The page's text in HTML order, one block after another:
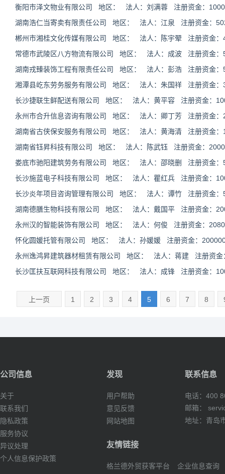
衡阳市泽文物业有限公司 地区： 法人：刘满蓉 注册资金：
湖南浩仁当寄卖有限责任公司 地区： 法人：江泉 注册资金：
郴州市湘桂文化传媒有限公司 地区： 法人：陈宇翚 注册资金：
常德市武陵区八方物流有限公司 地区： 法人：成波 注册资金：
湖南戎臻装饰工程有限责任公司 地区： 法人：彭浩 注册资金：
湘潭县屹东劳务服务有限公司 地区： 法人：朱国祥 注册资金：
长沙捷联生鲜配送有限公司 地区： 法人：黄平容 注册资金：
永州市合升信息咨询有限公司 地区： 法人：卿丁芳 注册资金：
湖南省古侠保安服务有限公司 地区： 法人：黄海清 注册资金：
湖南省钰昇科技有限公司 地区： 法人：陈武钰 注册资金：
娄底市驰阳建筑劳务有限公司 地区： 法人：邵晓删 注册资金：
长沙施蓝电子科技有限公司 地区： 法人：瞿红兵 注册资金：
长沙炎年项目咨询管理有限公司 地区： 法人：谭竹 注册资金：
湖南德膳生物科技有限公司 地区： 法人：戴国平 注册资金：
永州汉的智能装饰有限公司 地区： 法人：何俊 注册资金：
怀化圆媛托管有限公司 地区： 法人：孙媛媛 注册资金：
永州逸鸿昇建筑器材租赁有限公司 地区： 法人：蒋建 注册资金
长沙匡扶互联网科技有限公司 地区： 法人：成锋 注册资金：
上一页 1 2 3 4 5 6 7 8
公司信息
关于
联系我们
隐私政策
服务协议
异议处理
个人信息保护政策
发现
用户帮助
意见反馈
网站地图
联系信息
电话：400
邮箱：
地址：青岛
友情链接
格兰德外贸获客平台
企业信息查询